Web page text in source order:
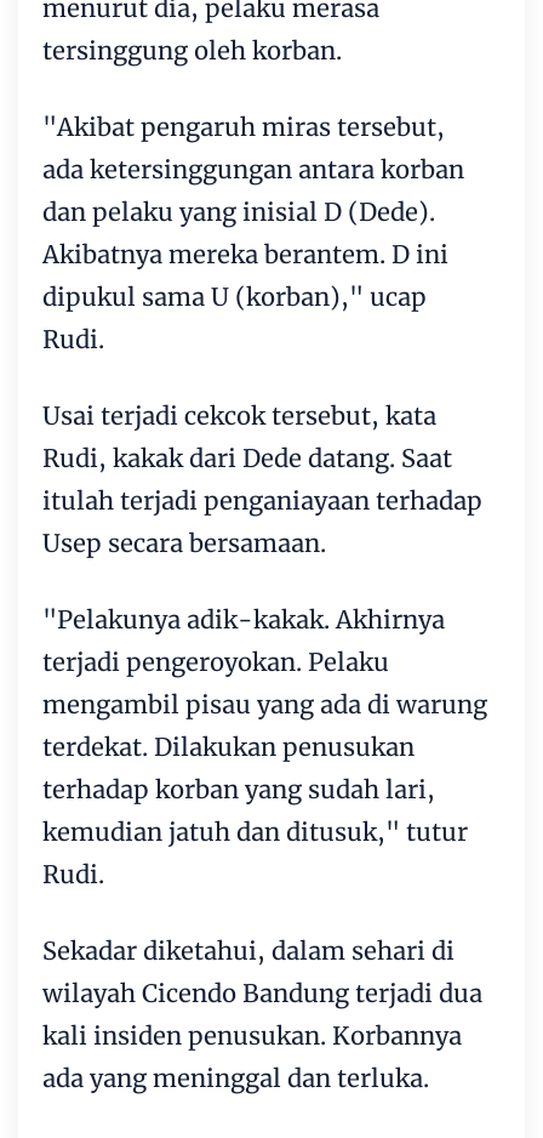
menurut dia, pelaku merasa
tersinggung oleh korban.
"Akibat pengaruh miras tersebut,
ada ketersinggungan antara korban
dan pelaku yang inisial D (Dede).
Akibatnya mereka berantem. D ini
dipukul sama U (korban)," ucap
Rudi.
Usai terjadi cekcok tersebut, kata
Rudi, kakak dari Dede datang. Saat
itulah terjadi penganiayaan terhadap
Usep secara bersamaan.
"Pelakunya adik-kakak. Akhirnya
terjadi pengeroyokan. Pelaku
mengambil pisau yang ada di warung
terdekat. Dilakukan penusukan
terhadap korban yang sudah lari,
kemudian jatuh dan ditusuk," tutur
Rudi.
Sekadar diketahui, dalam sehari di
wilayah Cicendo Bandung terjadi dua
kali insiden penusukan. Korbannya
ada yang meninggal dan terluka.